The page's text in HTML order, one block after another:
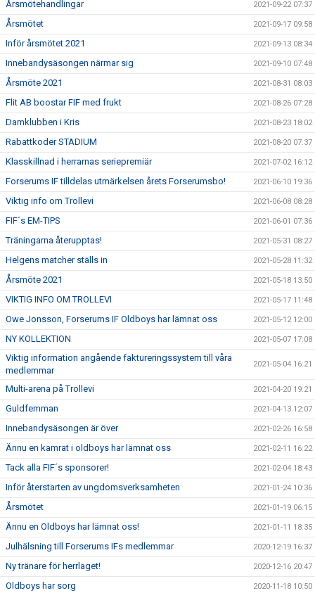
Årsmötehandlingar 2021-09-22 07:37
Årsmötet 2021-09-17 09:58
Inför årsmötet 2021 2021-09-13 08:34
Innebandysäsongen närmar sig 2021-09-10 07:48
Årsmöte 2021 2021-08-31 08:03
Flit AB boostar FIF med frukt 2021-08-26 07:28
Damklubben i Kris 2021-08-23 18:02
Rabattkoder STADIUM 2021-08-20 07:37
Klasskillnad i herrarnas seriepremiär 2021-07-02 16:12
Forserums IF tilldelas utmärkelsen årets Forserumsbo! 2021-06-10 19:36
Viktig info om Trollevi 2021-06-08 08:28
FIF´s EM-TIPS 2021-06-01 07:36
Träningarna återupptas! 2021-05-31 08:27
Helgens matcher ställs in 2021-05-28 11:32
Årsmöte 2021 2021-05-18 13:50
VIKTIG INFO OM TROLLEVI 2021-05-17 11:48
Owe Jonsson, Forserums IF Oldboys har lämnat oss 2021-05-12 12:00
NY KOLLEKTION 2021-05-07 17:08
Viktig information angående faktureringssystem till våra
medlemmar
2021-05-04 16:21
Multi-arena på Trollevi 2021-04-20 19:21
Guldfemman 2021-04-13 12:07
Innebandysäsongen är över 2021-02-26 16:58
Ännu en kamrat i oldboys har lämnat oss 2021-02-11 16:22
Tack alla FIF´s sponsorer! 2021-02-04 18:43
Inför återstarten av ungdomsverksamheten 2021-01-24 10:36
Årsmötet 2021-01-19 06:15
Ännu en Oldboys har lämnat oss! 2021-01-11 18:35
Julhälsning till Forserums IFs medlemmar 2020-12-19 16:37
Ny tränare för herrlaget! 2020-12-16 20:47
Oldboys har sorg 2020-11-18 10:50